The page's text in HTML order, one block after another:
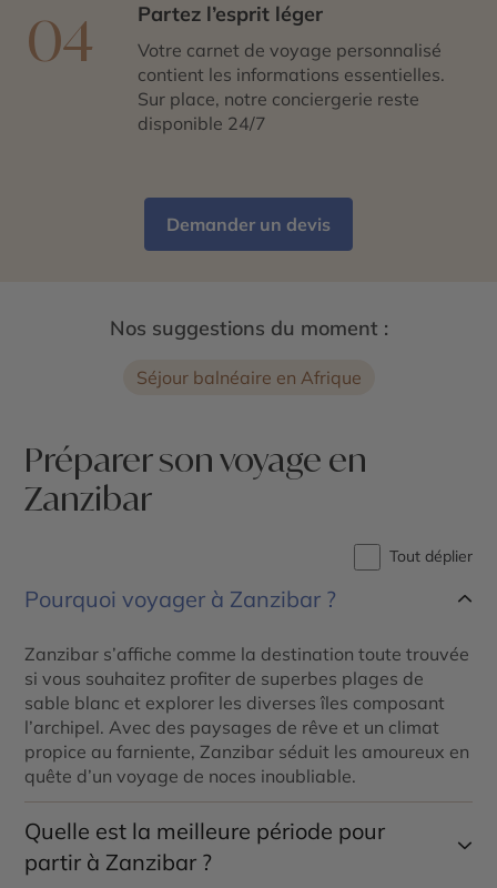
04 Partez l’esprit léger
Votre carnet de voyage personnalisé
contient les informations essentielles.
Sur place, notre conciergerie reste
disponible 24/7
Demander un devis
Nos suggestions du moment :
Séjour balnéaire en Afrique
Préparer son voyage en
Zanzibar
Tout déplier
Pourquoi voyager à Zanzibar ?
Zanzibar s’affiche comme la destination toute trouvée
si vous souhaitez profiter de superbes plages de
sable blanc et explorer les diverses îles composant
l’archipel. Avec des paysages de rêve et un climat
propice au farniente, Zanzibar séduit les amoureux en
quête d’un voyage de noces inoubliable.
Quelle est la meilleure période pour
partir à Zanzibar ?